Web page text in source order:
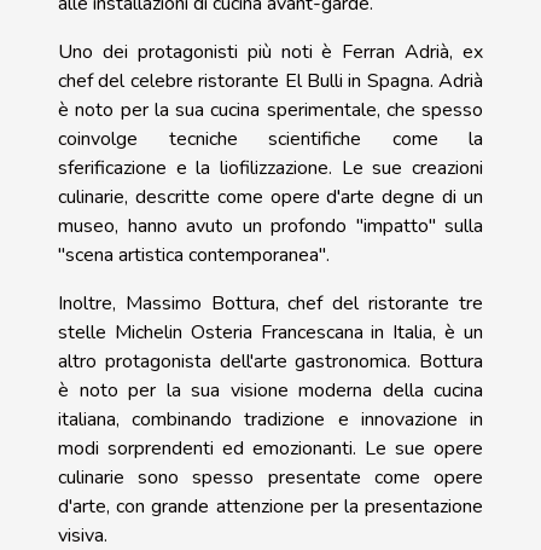
Uno dei protagonisti più noti è Ferran Adrià, ex
chef del celebre ristorante El Bulli in Spagna. Adrià
è noto per la sua cucina sperimentale, che spesso
coinvolge tecniche scientifiche come la
sferificazione e la liofilizzazione. Le sue creazioni
culinarie, descritte come opere d'arte degne di un
museo, hanno avuto un profondo "impatto" sulla
"scena artistica contemporanea".
Inoltre, Massimo Bottura, chef del ristorante tre
stelle Michelin Osteria Francescana in Italia, è un
altro protagonista dell'arte gastronomica. Bottura
è noto per la sua visione moderna della cucina
italiana, combinando tradizione e innovazione in
modi sorprendenti ed emozionanti. Le sue opere
culinarie sono spesso presentate come opere
d'arte, con grande attenzione per la presentazione
visiva.